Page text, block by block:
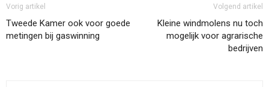
Vorig artikel
Tweede Kamer ook voor goede
metingen bij gaswinning
Volgend artikel
Kleine windmolens nu toch
mogelijk voor agrarische
bedrijven